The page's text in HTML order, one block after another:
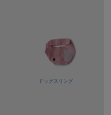
ドッグスリング